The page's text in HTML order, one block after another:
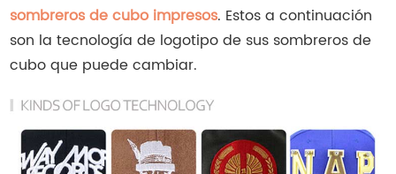
sombreros de cubo impresos. Estos a continuación
son la tecnología de logotipo de sus sombreros de
cubo que puede cambiar.